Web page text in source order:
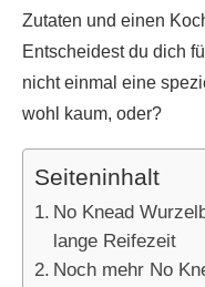
Zutaten und einen
Entscheidest du dich
nicht einmal eine
wohl kaum, oder?
Seiteninhalt
No Knead
lange Reifezeit
Noch mehr No